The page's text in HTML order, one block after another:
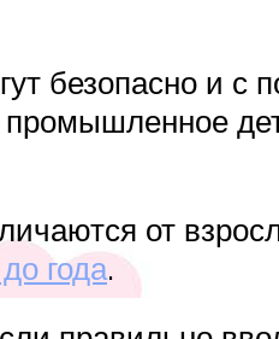
безопасно и с
от
года.